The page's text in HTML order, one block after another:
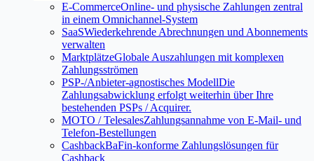
E-CommerceOnline- und physische Zahlungen zentral
in einem Omnichannel-System
SaaSWiederkehrende Abrechnungen und Abonnements
verwalten
MarktplätzeGlobale Auszahlungen mit komplexen
Zahlungsströmen
PSP-/Anbieter‑agnostisches ModellDie
Zahlungsabwicklung erfolgt weiterhin über Ihre
bestehenden PSPs / Acquirer.
MOTO / TelesalesZahlungsannahme von E-Mail- und
Telefon-Bestellungen
CashbackBaFin-konforme Zahlungslösungen für
Cashback